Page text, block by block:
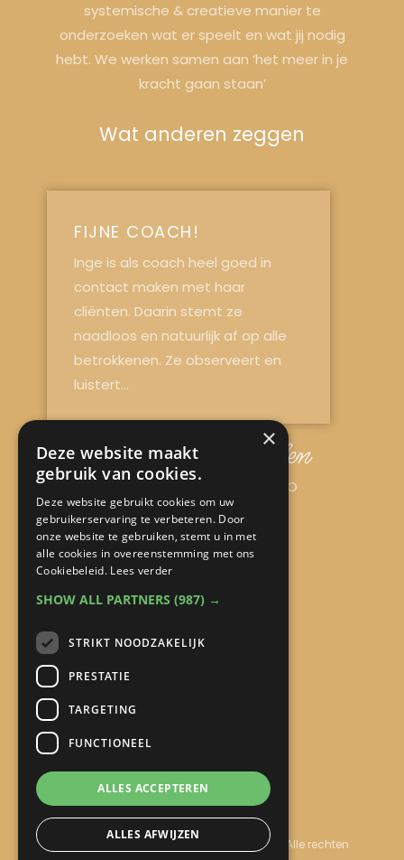
systemische & creatieve manier te
onderzoeken wat er speelt en wat jij nodig
hebt. We werken samen aan ‘het meer in je
kracht gaan staan’
Wat anderen zeggen
FIJNE COACH!
Inge is als coach heel goed in
contact maken met haar
cliënten. Daarin stemt ze
naadloos en natuurlijk af op alle
betrokkenen. Ze observeert en
luistert...
Indra van Engelen
Collega ondersteuning MBO
Snel naar:
Privacybeleid & Cookies
Het Ontplooiingsatelier
· Alle rechten
×
Deze website maakt
gebruik van cookies.
Deze website gebruikt cookies om uw
gebruikerservaring te verbeteren. Door
onze website te gebruiken, stemt u in met
alle cookies in overeenstemming met ons
Cookiebeleid. Lees verder
SHOW ALL PARTNERS (987) →
STRIKT NOODZAKELIJK
PRESTATIE
TARGETING
FUNCTIONEEL
ALLES ACCEPTEREN
ALLES AFWIJZEN